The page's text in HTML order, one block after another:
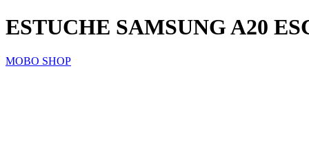
ESTUCHE SAMSUNG A20
MOBO SHOP